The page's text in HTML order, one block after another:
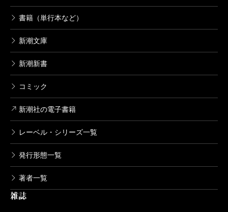
書籍（単行本など）
新潮文庫
新潮新書
コミック
新潮社の電子書籍
レーベル・シリーズ一覧
発行形態一覧
著者一覧
雑誌